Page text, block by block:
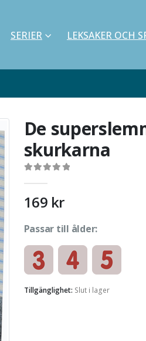
SERIER LEKSAKER OCH
De
skurkarna
169 kr
Passar till ålder:
Tillgänglighet: Slut i lager